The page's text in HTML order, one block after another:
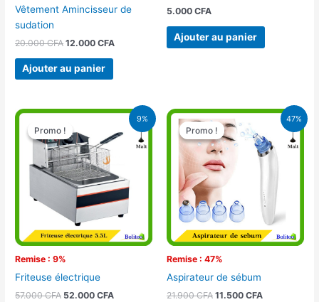
Vêtement Amincisseur de
sudation
20.000CFA 12.000CFA
Ajouter au panier
5.000 CFA
Ajouter au panier
9%
Promo !
Remise : 9%
Promo !
Friteuse électrique
57.000CFA
Le
prix
initial
était :
57.000 CFA.
52.000CFA
Le
prix
actuel
47%
Promo !
Remise : 47%
Promo !
Aspirateur de sébum
21.900CFA
Le
prix
initial
était :
21.900 CFA.
11.500 CFA
Le
actuel
est :
11.500 CFA.